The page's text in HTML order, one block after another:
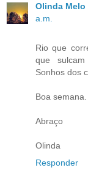
Olinda Melo
a.m.
Rio que
que
Sonhos dos
Boa semana.
Abraço
Olinda
Responder